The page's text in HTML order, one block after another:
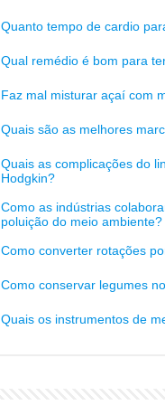
Quanto tempo de cardio
Qual remédio é bom para
Faz mal misturar açaí com
Quais são as melhores
Quais as complicações do
Hodgkin?
Como as indústrias
poluição do meio ambiente?
Como converter rotações
Como conservar legumes
Quais os instrumentos de